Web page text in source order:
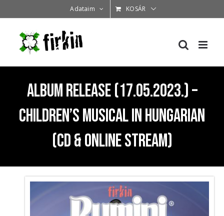
Adataim KOSÁR
Album Release (17.05.2023.) –
Children’s musical in Hungarian
(CD & online stream)